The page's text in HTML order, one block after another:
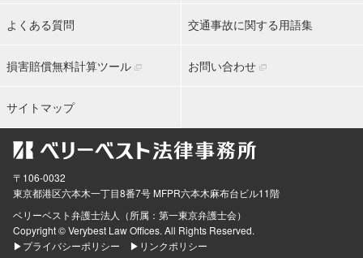
よくある質問 交通事故に関する用語集
損害賠償無料計算ツール お問い合わせ
サイトマップ
〒106-0032
東京都港区六本木一丁目8番7号 MFPR六本木麻布台ビル11階
ベリーベスト弁護士法人（所属：第一東京弁護士会）
Copyright © Verybest Law Offices. All Rights Reserved.
▶プライバシーポリシー
▶リンクポリシー